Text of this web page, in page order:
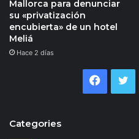
Mallorca para denunciar
su «privatización
encubierta» de un hotel
Meliá
Hace 2 días
Categories